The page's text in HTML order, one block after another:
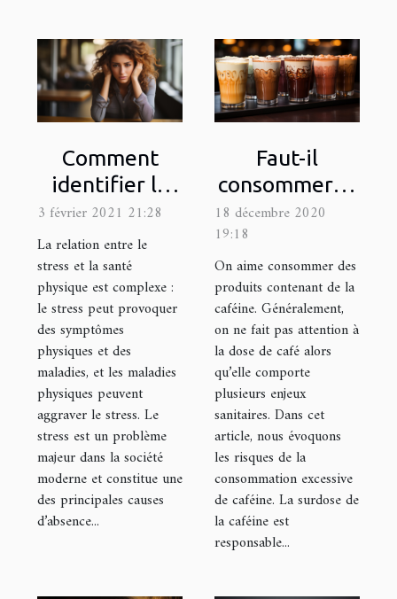
Comment
identifier le
stress et le
combattre ?
3 février 2021 21:28
La relation entre le
stress et la santé
physique est complexe :
le stress peut provoquer
des symptômes
physiques et des
maladies, et les maladies
physiques peuvent
aggraver le stress. Le
stress est un problème
majeur dans la société
moderne et constitue une
des principales causes
d’absence...
Faut-il
consommer la
caféine en
quantité au
quotidien ?
18 décembre 2020
19:18
On aime consommer des
produits contenant de la
caféine. Généralement,
on ne fait pas attention à
la dose de café alors
qu’elle comporte
plusieurs enjeux
sanitaires. Dans cet
article, nous évoquons
les risques de la
consommation excessive
de caféine. La surdose de
la caféine est
responsable...